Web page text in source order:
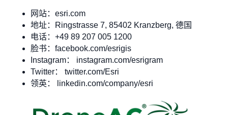
网站：esri.com
地址：Ringstrasse 7, 85402 Kranzberg, 德国
电话：+49 89 207 005 1200
脸书：facebook.com/esrigis
Instagram： instagram.com/esrigram
Twitter： twitter.com/Esri
领英： linkedin.com/company/esri